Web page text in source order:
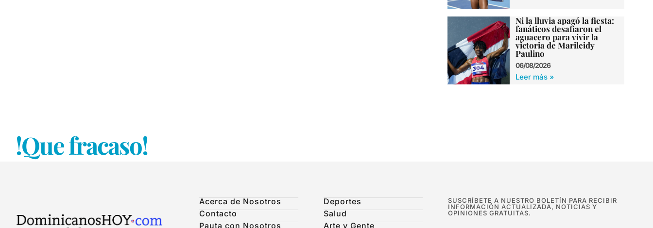
Ni la lluvia apagó la fiesta:
fanáticos desafiaron el
aguacero para vivir la
victoria de Marileidy
Paulino
06/08/2026
Leer más »
!Que fracaso!
Acerca de Nosotros
Contacto
Pauta con Nosotros
Deportes
Salud
Arte y Gente
SUSCRÍBETE A NUESTRO BOLETÍN PARA RECIBIR
INFORMACIÓN ACTUALIZADA, NOTICIAS Y
OPINIONES GRATUITAS.